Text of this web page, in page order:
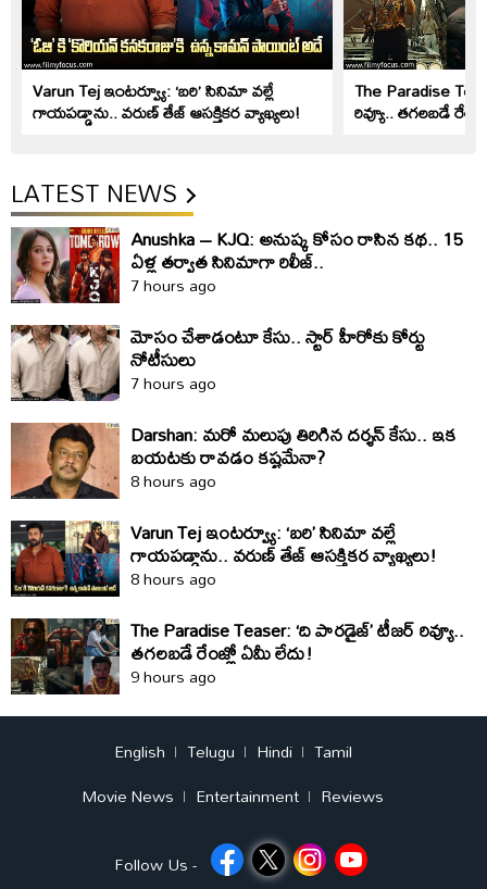
Varun Tej ఇంటర్వ్యూ: ‘బరి’ సినిమా వల్లే
గాయపడ్డాను.. వరుణ్ తేజ్ ఆసక్తికర వ్యాఖ్యలు!
The Paradise
రివ్యూ.. తగలబడే
LATEST NEWS
Anushka – KJQ: అనుష్క కోసం రాసిన కథ.. 15
ఏళ్ల తర్వాత సినిమాగా రిలీజ్‌..
7 hours ago
మోసం చేశాడంటూ కేసు.. స్టార్‌ హీరోకు కోర్టు
నోటీసులు
7 hours ago
Darshan: మరో మలుపు తిరిగిన దర్శన్‌ కేసు.. ఇక
బయటకు రావడం కష్టమేనా?
8 hours ago
Varun Tej ఇంటర్వ్యూ: ‘బరి’ సినిమా వల్లే
గాయపడ్డాను.. వరుణ్ తేజ్ ఆసక్తికర వ్యాఖ్యలు!
8 hours ago
The Paradise Teaser: ‘ది పారడైజ్’ టీజర్ రివ్యూ..
తగలబడే రేంజ్లో ఏమీ లేదు!
9 hours ago
English Telugu Hindi
Tamil
Movie News
Entertainment Reviews
Follow Us -